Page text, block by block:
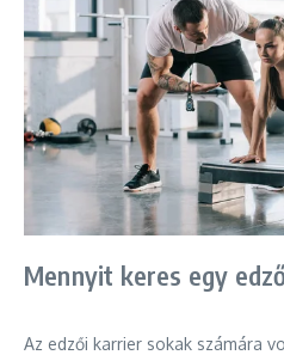
Mennyit keres egy
Az edzői karrier sokak számára